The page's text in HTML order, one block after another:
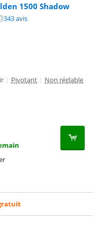
1500 Shadow
avis.
343 avis
| Pivotant | Non réglable